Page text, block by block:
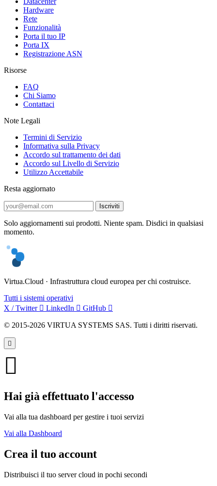
Hardware
Rete
Funzionalità
Porta il tuo IP
Porta IX
Registrazione ASN
Risorse
FAQ
Chi Siamo
Contattaci
Note Legali
Termini di Servizio
Informativa sulla Privacy
Accordo sul trattamento dei dati
Accordo sul Livello di Servizio
Utilizzo Accettabile
Resta aggiornato
Iscriviti
Solo aggiornamenti sui prodotti. Niente spam. Disdici in qualsiasi
momento.
Virtua.Cloud · Infrastruttura cloud europea per chi costruisce.
Tutti i sistemi operativi
X / Twitter
LinkedIn GitHub
© 2015-2026 VIRTUA SYSTEMS SAS. Tutti i diritti riservati.
Hai già effettuato l'accesso
Vai alla tua dashboard per gestire i tuoi servizi
Vai alla Dashboard
Crea il tuo account
Distribuisci il tuo server cloud in pochi secondi